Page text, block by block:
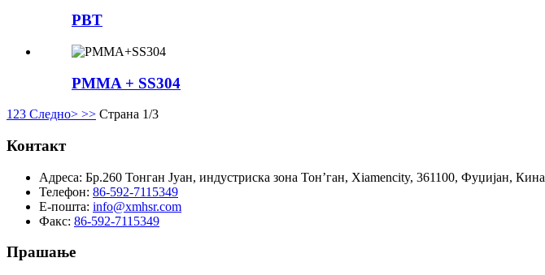
PBT
PMMA + SS304
1 23 Следно> >> Страна 1/3
Контакт
Адреса: Бр.260 Тонган Јуан, индустриска зона Тон’ган, Xiamencity, 361100, Фуџијан, Кина
Телефон: 86-592-7115349
Е-пошта: info@xmhsr.com
Факс: 86-592-7115349
Прашање